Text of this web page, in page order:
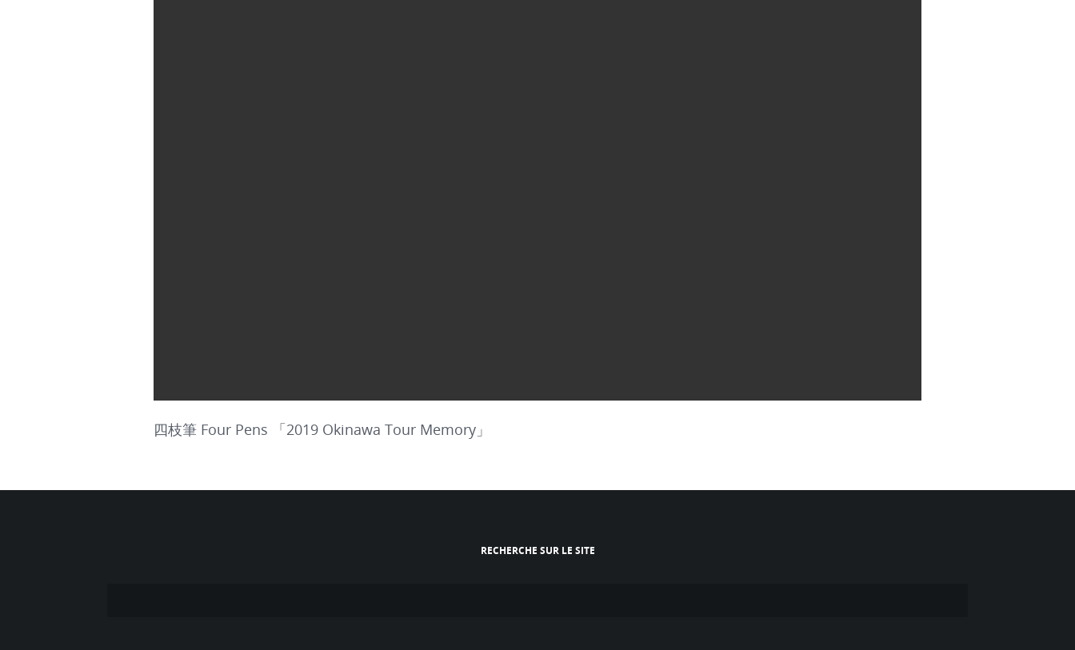
四枝筆 Four Pens 「2019 Okinawa Tour Memory」
RECHERCHE SUR LE SITE